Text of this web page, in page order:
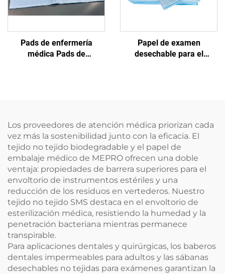
Pads de enfermería
médica Pads de
Papel de examen
desechable para el
Los proveedores de atención médica priorizan cada
vez más la sostenibilidad junto con la eficacia. El
tejido no tejido biodegradable y el papel de
embalaje médico de MEPRO ofrecen una doble
ventaja: propiedades de barrera superiores para el
envoltorio de instrumentos estériles y una
reducción de los residuos en vertederos. Nuestro
tejido no tejido SMS destaca en el envoltorio de
esterilización médica, resistiendo la humedad y la
penetración bacteriana mientras permanece
transpirable.
Para aplicaciones dentales y quirúrgicas, los baberos
dentales impermeables para adultos y las sábanas
desechables no tejidas para exámenes garantizan la